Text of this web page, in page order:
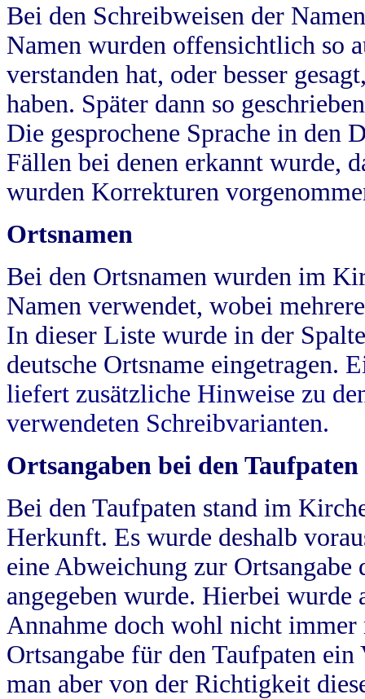
Bei den Schreibweisen der
Namen wurden offensichtlich so
verstanden hat, oder besser
haben. Später dann so
Die gesprochene Sprache in
Fällen bei denen erkannt wurde,
wurden Korrekturen
Ortsnamen
Bei den Ortsnamen wurden im
Namen verwendet, wobei
In dieser Liste wurde in der
deutsche Ortsname eingetragen.
liefert zusätzliche Hinweise zu
verwendeten Schreibvarianten.
Ortsangaben bei den Taufpaten
Bei den Taufpaten stand im
Herkunft. Es wurde deshalb
eine Abweichung zur
angegeben wurde. Hierbei wurde
Annahme doch wohl nicht
Ortsangabe für den Taufpaten
man aber von der Richtigkeit